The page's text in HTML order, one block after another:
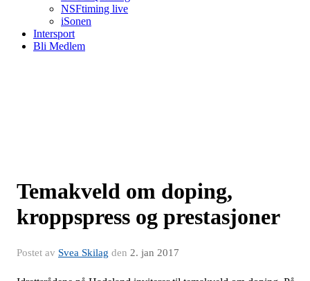
NSFtiming live
iSonen
Intersport
Bli Medlem
Temakveld om doping,
kroppspress og prestasjoner
Postet av Svea Skilag den 2. jan 2017